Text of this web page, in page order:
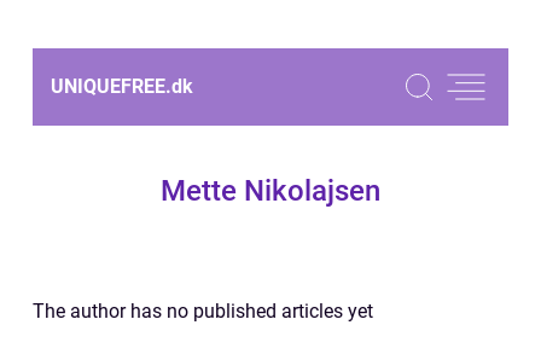
UNIQUEFREE.dk
Mette Nikolajsen
The author has no published articles yet